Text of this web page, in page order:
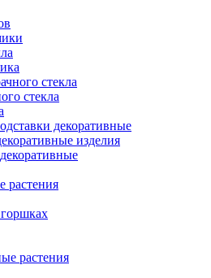
стекла
стекла
декоративные
изделия
растения
растения